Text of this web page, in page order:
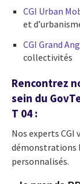
CGI Urban
et
CGI Grand
collectivités
Rencontrez
sein du
T 04 :
Nos experts CGI
démonstrations
personnalisés.